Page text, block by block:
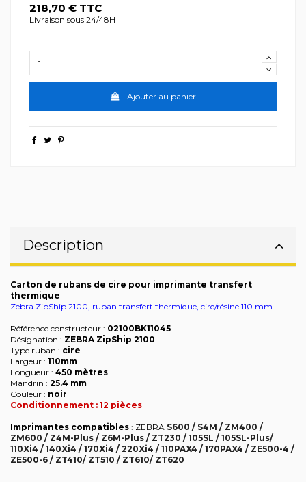
218,70 € TTC
Livraison sous 24/48H
Ajouter au panier
Description
Carton de rubans de cire pour imprimante transfert
thermique
Zebra ZipShip 2100, ruban transfert thermique, cire/résine 110 mm
Référence constructeur : 02100BK11045
Désignation : ZEBRA ZipShip 2100
Type ruban : cire
Largeur : 110mm
Longueur : 450 mètres
Mandrin : 25.4 mm
Couleur : noir
Conditionnement : 12 pièces
Imprimantes compatibles : ZEBRA S600 / S4M / ZM400 /
ZM600 / Z4M-Plus / Z6M-Plus / ZT230 / 105SL / 105SL-Plus/
110Xi4 / 140Xi4 / 170Xi4 / 220Xi4 / 110PAX4 / 170PAX4 / ZE500-4 /
ZE500-6 / ZT410/ ZT510 / ZT610/ ZT620